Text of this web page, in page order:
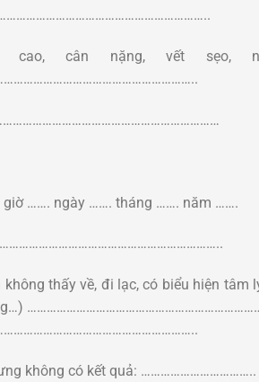
cao, cân nặng, vết sẹo,
……. ngày ……. tháng ……. năm …….
thấy về, đi lạc, có biểu hiện
không có kết quả: ……………………………..